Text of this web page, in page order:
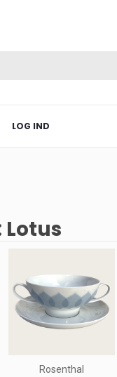
LOG IND
Lotus
Rosenthal